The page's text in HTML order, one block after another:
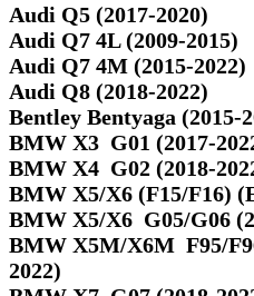
Audi Q5 (2017-2020)
Audi Q7 4L (2009-2015)
Audi Q7 4M (2015-2022)
Audi Q8 (2018-2022)
Bentley Bentyaga (2015-
BMW X3 G01 (2017-
BMW X4 G02 (2018-
BMW X5/X6 (F15/F16)
BMW X5/Х6 G05/G06
BMW X5M/X6M F95/
2022)